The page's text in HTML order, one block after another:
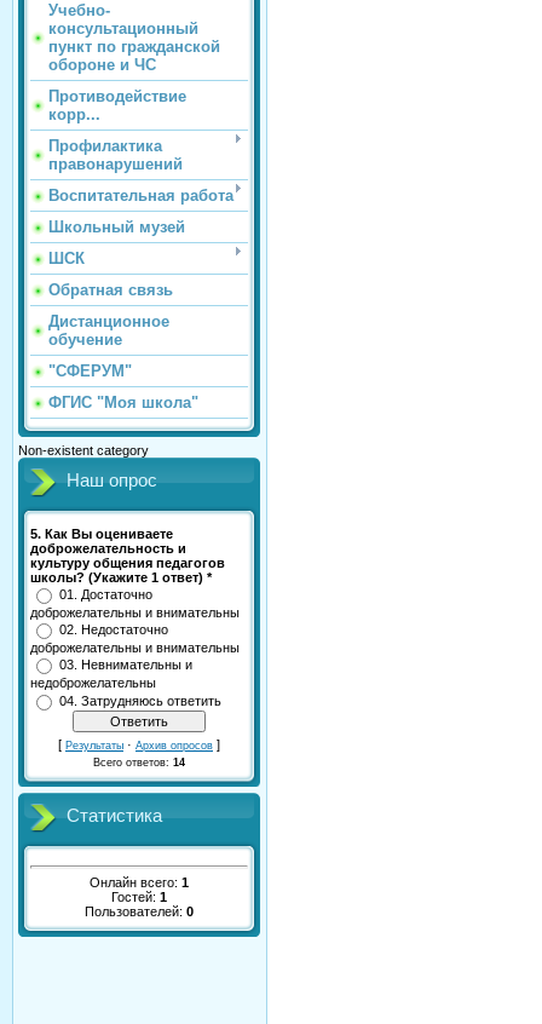
Учебно-
консультационный
пункт по гражданской
обороне и ЧС
Противодействие
корр...
Профилактика
правонарушений
Воспитательная работа
Школьный музей
ШСК
Обратная связь
Дистанционное
обучение
"СФЕРУМ"
ФГИС "Моя школа"
Non-existent category
Наш опрос
5. Как Вы оцениваете
доброжелательность и
культуру общения педагогов
школы? (Укажите 1 ответ) *
01. Достаточно
доброжелательны и внимательны
02. Недостаточно
доброжелательны и внимательны
03. Невнимательны и
недоброжелательны
04. Затрудняюсь ответить
[ Результаты · Архив опросов ]
Всего ответов: 14
Статистика
Онлайн всего: 1
Гостей: 1
Пользователей: 0